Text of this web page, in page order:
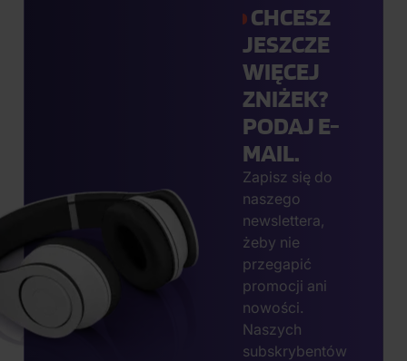
CHCESZ
JESZCZE
WIĘCEJ
ZNIŻEK?
PODAJ E-
MAIL.
Zapisz się do
naszego
newslettera,
żeby nie
przegapić
promocji ani
nowości.
Naszych
subskrybentów